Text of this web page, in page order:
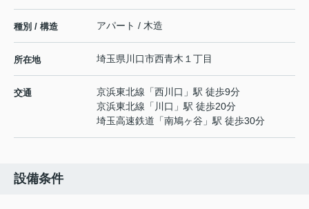
種別 / 構造 アパート / 木造
所在地 埼玉県川口市西青木 １丁目
交通 京浜東北線 「西川口 」駅 徒歩9分
京浜東北線 「 川口 」駅 徒歩20分
埼玉高速鉄道 「南鳩ヶ谷 」駅 徒歩30分
設備条件